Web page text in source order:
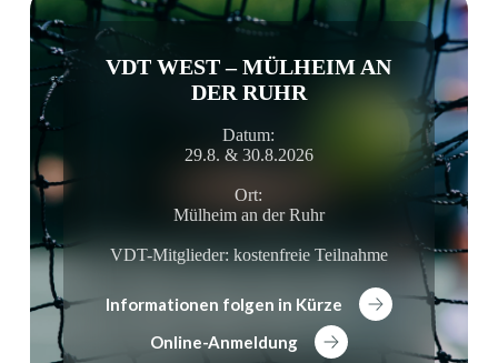
VDT WEST – MÜLHEIM AN
DER RUHR
Datum:
29.8. & 30.8.2026
Ort:
Mülheim an der Ruhr
VDT-Mitglieder: kostenfreie Teilnahme
Informationen folgen in Kürze
Online-Anmeldung